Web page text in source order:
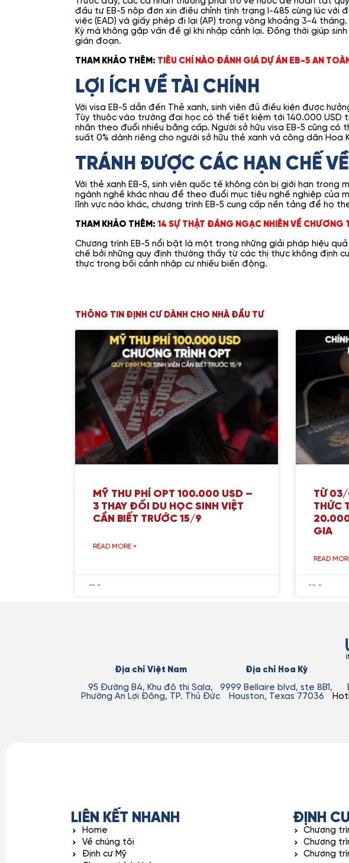
đầu tư EB-5 nộp đơn xin điều chỉnh tình trạng I-485 cùng lúc với
việc (EAD) và giấy phép đi lại (AP) trong vòng khoảng 3-4
Kỳ mà không gặp vấn đề gì khi nhập cảnh lại. Đồng thời giúp
gián đoạn.
THAM KHẢO THÊM: TIÊU CHÍ NÀO ĐÁNH GIÁ DỰ ÁN EB-5 AN
LỢI ÍCH VỀ TÀI CHÍNH
Với visa EB-5 dẫn đến Thẻ xanh, sinh viên đủ điều kiện được
Tùy thuộc vào trường đại học có thể tiết kiệm tới 140.000
nhân theo đuổi nhiều bằng cấp. Người sở hữu visa EB-5 cũng
suất 0% dành riêng cho người sở hữu thẻ xanh và công dân Hoa
TRÁNH ĐƯỢC CÁC HẠN CHẾ
Với thẻ xanh EB-5, sinh viên quốc tế không còn bị giới hạn
ngành nghề khác nhau để theo đuổi mục tiêu nghề nghiệp của
lĩnh vực nào khác, chương trình EB-5 cung cấp nền tảng để họ
THAM KHẢO THÊM: 14 SỰ THẬT ĐÁNG NGẠC NHIÊN VỀ CHƯƠNG
Chương trình EB-5 nổi bật là một trong những giải pháp hiệu
chế bởi những quy định thường thấy từ các thị thực không định
thực trong bối cảnh nhập cư nhiều biến động.
THÔNG TIN ĐỊNH CƯ DÀNH CHO NHÀ ĐẦU TƯ
MỸ THU PHÍ OPT 100.000 USD –
3 THAY ĐỔI DU HỌC SINH VIỆT
CẦN BIẾT TRƯỚC 15/9
READ MORE »
TỪ
THỨC
GIA
READ
Địa chỉ Việt Nam
95 Đường B4, Khu đô thị Sala,
Phường An Lợi Đông, TP. Thủ Đức
Địa chỉ Hoa Kỳ
9999 Bellaire blvd, ste 8B1,
Houston, Texas 77036
LIÊN KẾT NHANH
Home
Về chúng tôi
Định cư Mỹ
ĐỊNH
Chương
Chương
Chương